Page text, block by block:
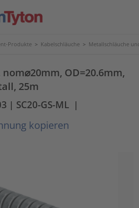
Produkte > Kabelschläuche > Metallschläuche
OD=20.6mm,
25m
| SC20-GS-ML |
kopieren